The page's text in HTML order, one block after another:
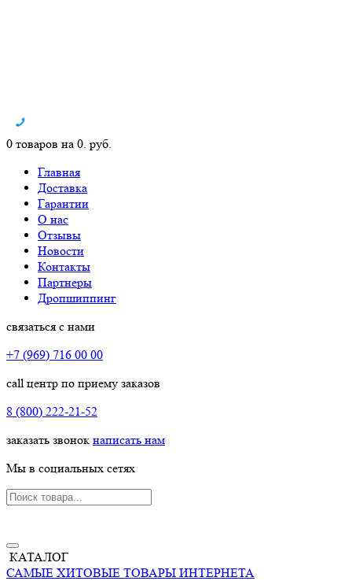
0 товаров на 0. руб.
Главная
Доставка
Гарантии
О нас
Отзывы
Новости
Контакты
Партнеры
Дропшиппинг
связаться с нами
+7 (969) 716 00 00
call центр по приему заказов
8 (800) 222-21-52
заказать звонок написать нам
Мы в социальных сетях
КАТАЛОГ
САМЫЕ ХИТОВЫЕ ТОВАРЫ ИНТЕРНЕТА